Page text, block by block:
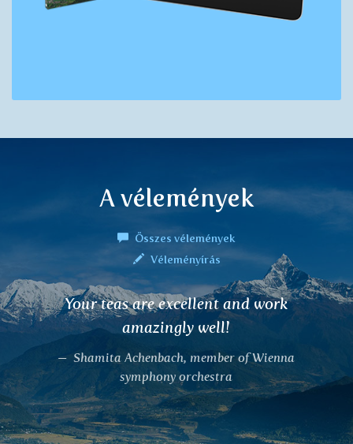
A vélemények
Összes vélemények
Véleményírás
I want to share my experience with
Slesaka tea for joints. I worked in Norway
on mountains and was carrying food,
sometimes 50kg. My joints were aching. I
drank 2-3 cups a day, the pain was gone. I
have been drinking it now for 7 years.